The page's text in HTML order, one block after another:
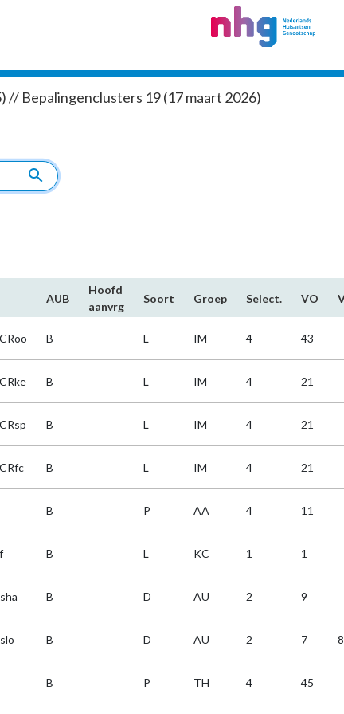
// Bepalingenclusters 19 (17 maart 2026)
search
AUB
Hoofd​
aanvrg
Soort Groep Select. VO
B L IM 4 43
B L IM 4 21
B L IM 4 21
B L IM 4 21
B P AA 4 11
B L KC 1 1
B D AU 2 9
B D AU 2 7 8
B P TH 4 45